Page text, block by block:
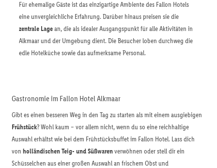
Für ehemalige Gäste ist das einzigartige Ambiente des Fallon Hotels
eine unvergleichliche Erfahrung. Darüber hinaus preisen sie die
zentrale Lagean, die als idealer Ausgangspunkt für alle Aktivitäten in
Alkmaar und der Umgebung dient. Die Besucher loben durchweg die
edle Hotelküche sowie das aufmerksame Personal.
Gastronomie im Fallon Hotel Alkmaar
Gibt es einen besseren Weg in den Tag zu starten als mit einem ausgiebigen
Frühstück? Wohl kaum – vor allem nicht, wenn du so eine reichhaltige
Auswahl erhältst wie bei dem Frühstücksbuffet im Fallon Hotel. Lass dich
von holländischen Teig- und Süßwarenverwöhnen oder stell dir ein
Schüsselchen aus einer großen Auswahl an frischem Obst und